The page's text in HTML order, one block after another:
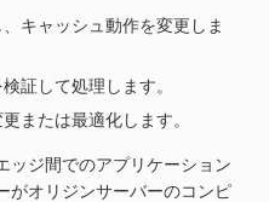
キャッシュ動作を変更しま
証して処理します。
または最適化します。
ッジ間でのアプリケーション
がオリジンサーバーのコンピ